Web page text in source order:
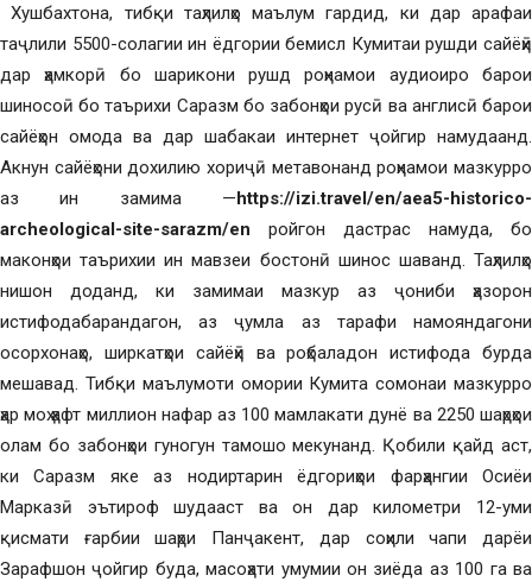
Хушбахтона, тибқи таҳлилҳо маълум гардид, ки дар арафаи
таҷлили 5500-солагии ин ёдгории бемисл Кумитаи рушди сайёҳӣ
дар ҳамкорӣ бо шарикони рушд роҳнамои аудиоиро барои
шиносоӣ бо таърихи Саразм бо забонҳои русӣ ва англисӣ барои
сайёҳон омода ва дар шабакаи интернет ҷойгир намудаанд.
Акнун сайёҳони дохилию хориҷӣ метавонанд роҳнамои мазкурро
аз ин замима —https://izi.travel/en/aea5-historico-
archeological-site-sarazm/en ройгон дастрас намуда, бо
маконҳои таърихии ин мавзеи бостонӣ шинос шаванд. Таҳлилҳо
нишон доданд, ки замимаи мазкур аз ҷониби ҳазорон
истифодабарандагон, аз ҷумла аз тарафи намояндагони
осорхонаҳо, ширкатҳои сайёҳӣ ва роҳбаладон истифода бурда
мешавад. Тибқи маълумоти омории Кумита сомонаи мазкурро
ҳар моҳ ҳафт миллион нафар аз 100 мамлакати дунё ва 2250 шаҳрҳои
олам бо забонҳои гуногун тамошо мекунанд. Қобили қайд аст,
ки Саразм яке аз нодиртарин ёдгориҳои фарҳангии Осиёи
Марказӣ эътироф шудааст ва он дар километри 12-уми
қисмати ғарбии шаҳри Панҷакент, дар соҳили чапи дарёи
Зарафшон ҷойгир буда, масоҳати умумии он зиёда аз 100 га ва